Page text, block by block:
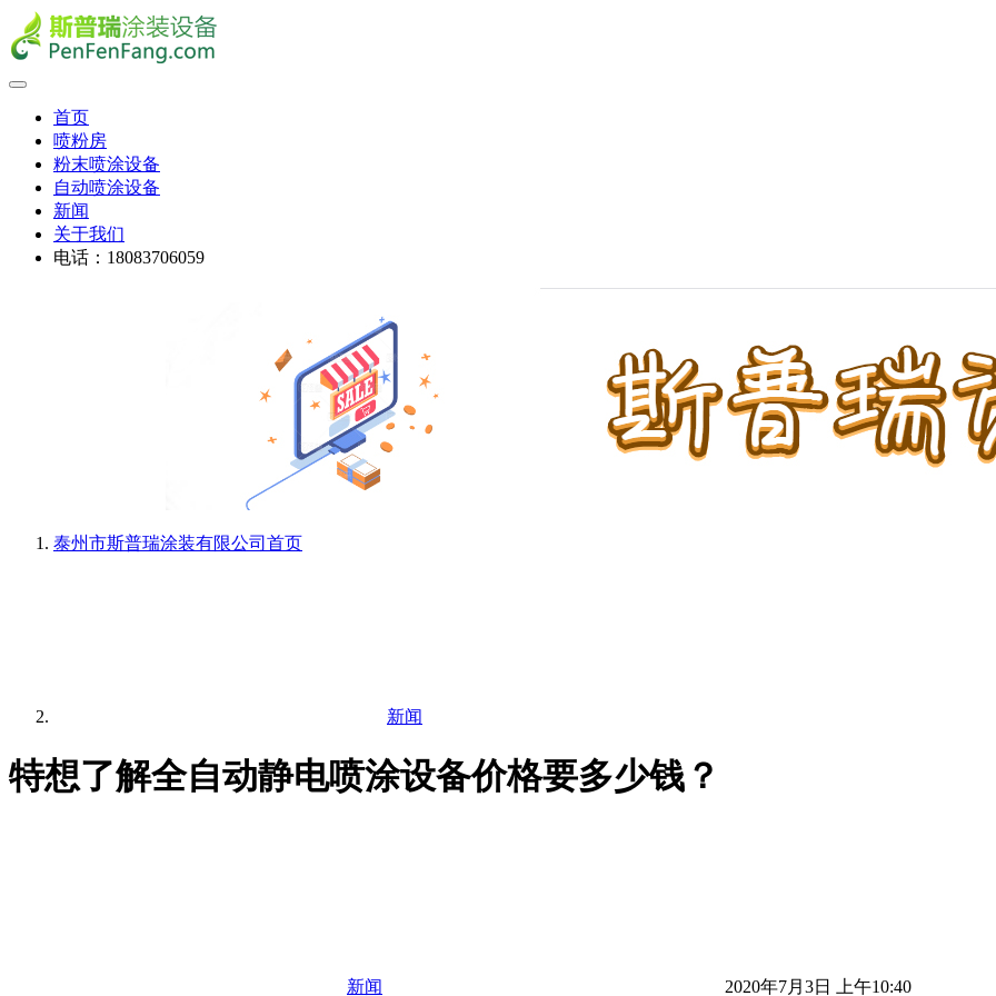
首页
喷粉房
粉末喷涂设备
自动喷涂设备
新闻
关于我们
电话：18083706059
泰州市斯普瑞涂装有限公司 首页
新闻
特想了解全自动静电喷涂设备价格要多少钱？
新闻 2020年7月3日 上午10:40